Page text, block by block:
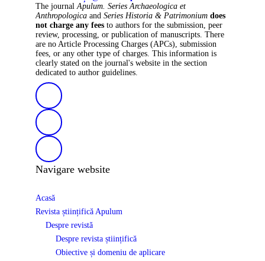
The journal Apulum. Series Archaeologica et
Anthropologica and Series Historia & Patrimonium does
not charge any fees to authors for the submission, peer
review, processing, or publication of manuscripts. There
are no Article Processing Charges (APCs), submission
fees, or any other type of charges. This information is
clearly stated on the journal's website in the section
dedicated to author guidelines.
Navigare website
Acasă
Revista științifică Apulum
Despre revistă
Despre revista științifică
Obiective și domeniu de aplicare